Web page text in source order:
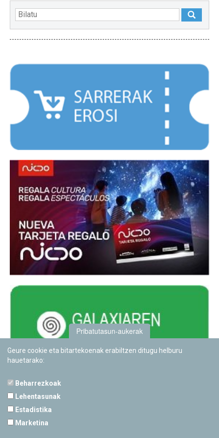
Pribatutasun-aukerak
Geure cookie eta bitartekoenak erabiltzen ditugu helburu
hauetarako:
Beharrezkoak
Lehentasunak
Estadistika
Marketina